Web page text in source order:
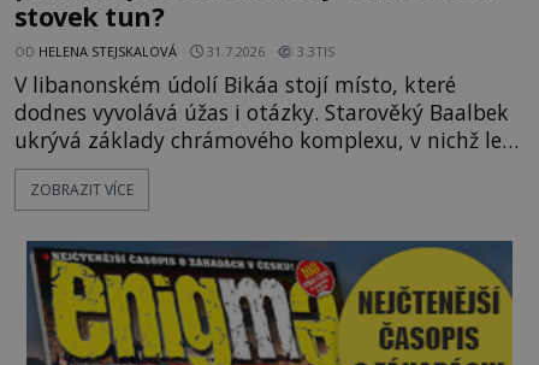
stovek tun?
OD HELENA STEJSKALOVÁ 31.7.2026 3.3TIS
V libanonském údolí Bikáa stojí místo, které
dodnes vyvolává úžas i otázky. Starověký Baalbek
ukrývá základy chrámového komplexu, v nichž leží
kameny tak obrovské, že se zdá téměř nemožné je
přesunout. Některé bloky váží kolem tisíce tun,
kolosů dokonce odhadem až 1650 tun. Jak lidé bez
moderních strojů dokázali takové giganty vytesat,
dopravit a přesně u
ZOBRAZIT VÍCE